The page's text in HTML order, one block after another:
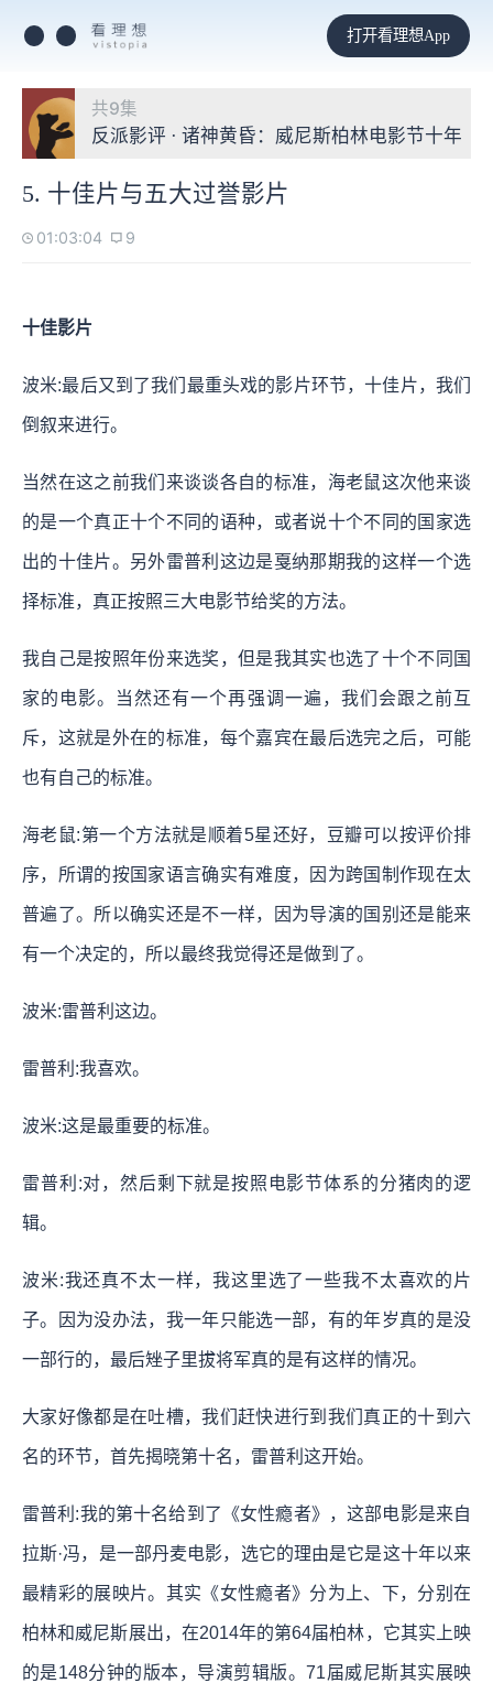
打开看理想App
共9集
反派影评 · 诸神黄昏：威尼斯柏林电影节十年
5. 十佳片与五大过誉影片
01:03:04 9
十佳影片
波米:最后又到了我们最重头戏的影片环节，十佳片，我们
倒叙来进行。
当然在这之前我们来谈谈各自的标准，海老鼠这次他来谈
的是一个真正十个不同的语种，或者说十个不同的国家选
出的十佳片。另外雷普利这边是戛纳那期我的这样一个选
择标准，真正按照三大电影节给奖的方法。
我自己是按照年份来选奖，但是我其实也选了十个不同国
家的电影。当然还有一个再强调一遍，我们会跟之前互
斥，这就是外在的标准，每个嘉宾在最后选完之后，可能
也有自己的标准。
海老鼠:第一个方法就是顺着5星还好，豆瓣可以按评价排
序，所谓的按国家语言确实有难度，因为跨国制作现在太
普遍了。所以确实还是不一样，因为导演的国别还是能来
有一个决定的，所以最终我觉得还是做到了。
波米:雷普利这边。
雷普利:我喜欢。
波米:这是最重要的标准。
雷普利:对，然后剩下就是按照电影节体系的分猪肉的逻
辑。
波米:我还真不太一样，我这里选了一些我不太喜欢的片
子。因为没办法，我一年只能选一部，有的年岁真的是没
一部行的，最后矬子里拔将军真的是有这样的情况。
大家好像都是在吐槽，我们赶快进行到我们真正的十到六
名的环节，首先揭晓第十名，雷普利这开始。
雷普利:我的第十名给到了《女性瘾者》，这部电影是来自
拉斯·冯，是一部丹麦电影，选它的理由是它是这十年以来
最精彩的展映片。其实《女性瘾者》分为上、下，分别在
柏林和威尼斯展出，在2014年的第64届柏林，它其实上映
的是148分钟的版本，导演剪辑版。71届威尼斯其实展映